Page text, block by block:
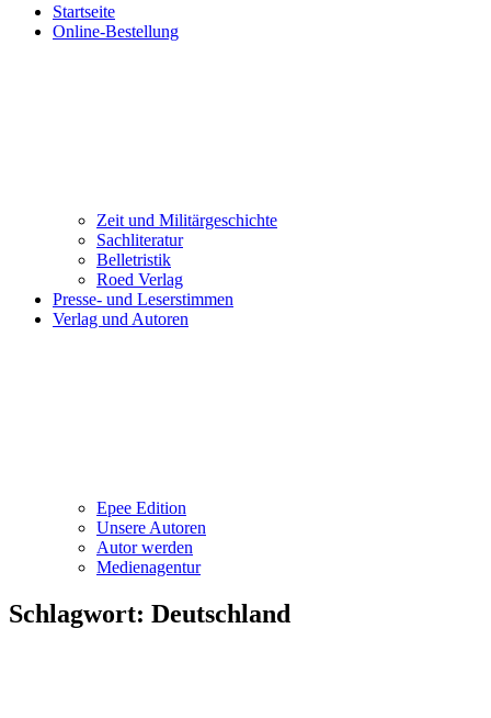
Startseite
Online-Bestellung
Zeit und Militärgeschichte
Sachliteratur
Belletristik
Roed Verlag
Presse- und Leserstimmen
Verlag und Autoren
Epee Edition
Unsere Autoren
Autor werden
Medienagentur
Schlagwort: Deutschland